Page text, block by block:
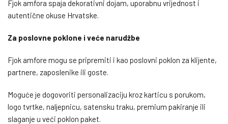
Fjok amfora spaja dekorativni dojam, uporabnu vrijednost i
autentične okuse Hrvatske.
Za poslovne poklone i veće narudžbe
Fjok amfore mogu se pripremiti i kao poslovni poklon za klijente,
partnere, zaposlenike ili goste.
Moguće je dogovoriti personalizaciju kroz karticu s porukom,
logo tvrtke, naljepnicu, satensku traku, premium pakiranje ili
slaganje u veći poklon paket.